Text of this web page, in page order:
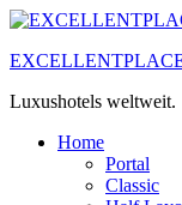
Zum
springen
Luxushotels weltweit.
Home
Portal
Classic